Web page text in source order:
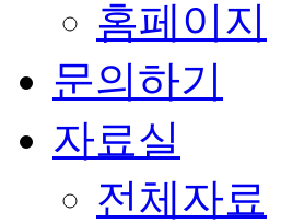
홈페이지
문의하기
자료실
전체자료